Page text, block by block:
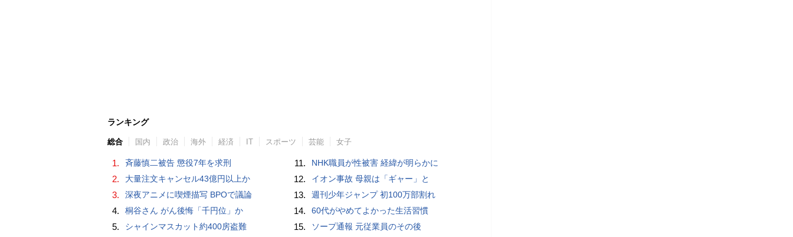
ランキング
総合 国内 政治 海外 経済 IT スポーツ 芸能 女子
1. 斉藤慎二被告 懲役7年を求刑
2. 大量注文キャンセル43億円以上か
3. 深夜アニメに喫煙描写 BPOで議論
4. 桐谷さん がん後悔「千円位」か
5. シャインマスカット約400房盗難
11. NHK職員が性被害 経緯が明らかに
12. イオン事故 母親は「ギャー」と
13. 週刊少年ジャンプ 初100万部割れ
14. 60代がやめてよかった生活習慣
15. ソープ通報 元従業員のその後